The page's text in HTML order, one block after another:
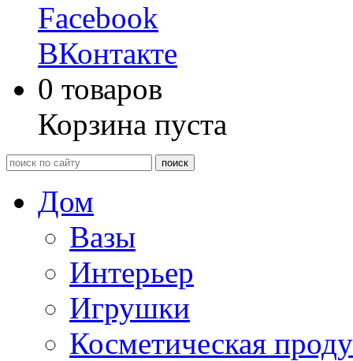
Facebook
ВКонтакте
0 товаров
Корзина пуста
Дом
Вазы
Интерьер
Игрушки
Косметическая